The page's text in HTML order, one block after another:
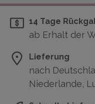
14 Tage
ab Erhalt der
Lieferung
nach
Niederlande,